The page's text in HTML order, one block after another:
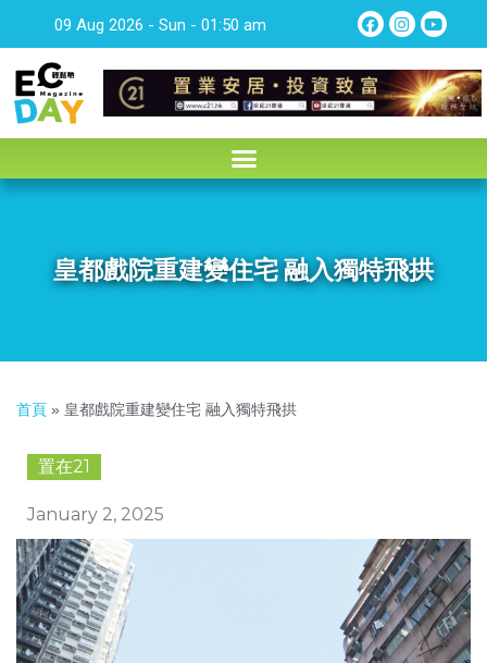
09 Aug 2026 - Sun - 01:50 am
皇都戲院重建變住宅 融入獨特飛拱
首頁 » 皇都戲院重建變住宅 融入獨特飛拱
置在21
January 2, 2025